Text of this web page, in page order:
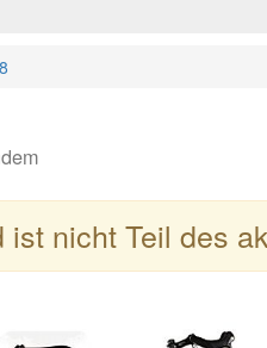
ist nicht Teil des